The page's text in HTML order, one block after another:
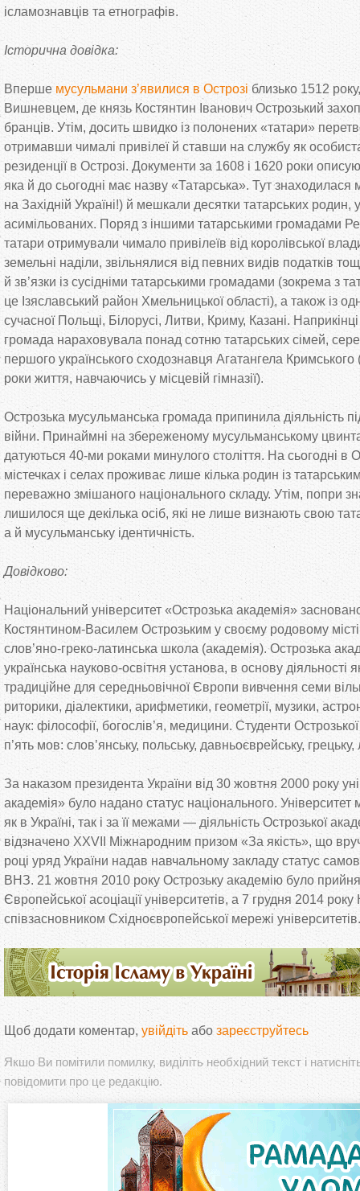
ісламознавців та етнографів.
Історична довідка:
Вперше мусульмани з’явилися в Острозі близько 1512
Вишневцем, де князь Костянтин Іванович Острозький
бранців. Утім, досить швидко із полонених «татари»
отримавши чималі привілеї й ставши на службу як
резиденції в Острозі. Документи за 1608 і 1620 роки
яка й до сьогодні має назву «Татарська». Тут знаходилася
на Західній Україні!) й мешкали десятки татарських родин,
асимільованих. Поряд з іншими татарськими громадами
татари отримували чимало привілеїв від королівської
земельні наділи, звільнялися від певних видів податків
й зв’язки із сусідніми татарськими громадами (зокрема з
це Ізяславський район Хмельницької області), а також із
сучасної Польщі, Білорусі, Литви, Криму, Казані.
громада нараховувала понад сотню татарських сімей,
першого українського сходознавця Агатангела Кримського
роки життя, навчаючись у місцевій гімназії).
Острозька мусульманська громада припинила діяльність
війни. Принаймні на збереженому мусульманському
датуються 40-ми роками минулого століття. На сьогодні в
містечках і селах проживає лише кілька родин із
переважно змішаного національного складу. Утім, попри
лишилося ще декілька осіб, які не лише визнають свою
а й мусульманську ідентичність.
Довідково:
Національний університет «Острозька академія»
Костянтином-Василем Острозьким у своєму родовому
слов’яно-греко-латинська школа (академія). Острозька
українська науково-освітня установа, в основу діяльності
традиційне для середньовічної Європи вивчення семи
риторики, діалектики, арифметики, геометрії, музики,
наук: філософії, богослів’я, медицини. Студенти
п’ять мов: слов’янську, польську, давньоєврейську, грецьку,
За наказом президента України від 30 жовтня 2000 року
академія» було надано статус національного. Університет
як в Україні, так і за її межами — діяльність Острозької
відзначено XXVII Міжнародним призом «За якість», що
році уряд України надав навчальному закладу статус
ВНЗ. 21 жовтня 2010 року Острозьку академію було
Європейської асоціації університетів, а 7 грудня 2014
співзасновником Східноєвропейської мережі університетів.
Щоб додати коментар, увійдіть або зареєструйтесь
Якшо Ви помітили помилку, виділіть необхідний текст і
повідомити про це редакцію.